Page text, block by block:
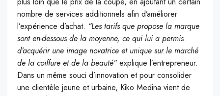
nombre de services additionnels afin d’améliorer
l’expérience d’achat. “Les tarifs que propose la marque
sont en-dessous de la moyenne, ce qui lui a permis
d’acquérir une image novatrice et unique sur le marché
de la coiffure et de la beauté”explique l’entrepreneur.
Dans un même souci d’innovation et pour consolider
une clientèle jeune et urbaine, Kiko Medina vient de